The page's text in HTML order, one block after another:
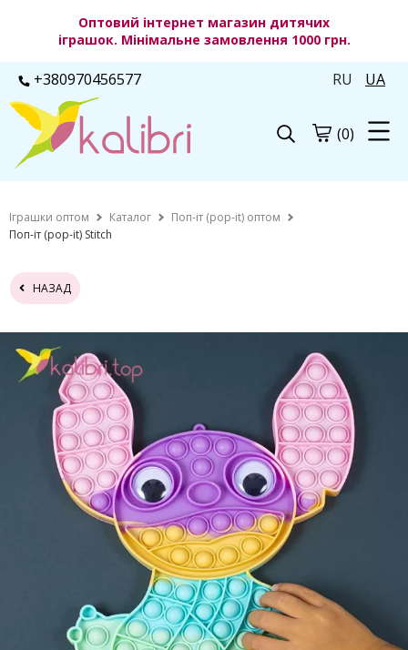
Оптовий інтернет магазин дитячих
іграшок. Мінімальне замовлення 1000 грн.
+380970456577 RU UA
(0)
Іграшки оптом Каталог
Поп-іт (pop-it) оптом
Поп-іт (pop-it) Stitch
НАЗАД